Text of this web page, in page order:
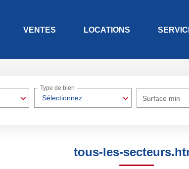
VENTES LOCATIONS
Sélectionnez...
Type de bien
Surface min
tous-les-